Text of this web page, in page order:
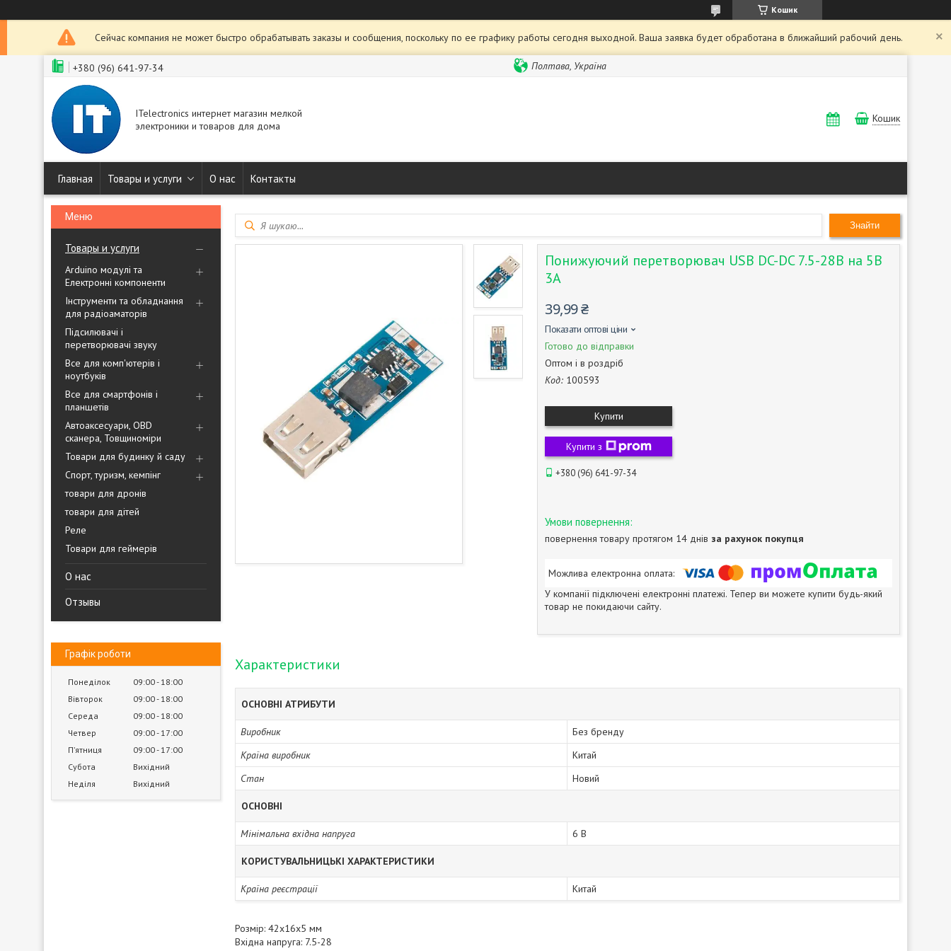
Кошик
Сейчас компания не может быстро обрабатывать заказы и сообщения, поскольку по ее графику работы сегодня выходной. Ваша заявка будет обработана в ближайший рабочий день.
+380 (96) 641-97-34 Полтава, Україна
ITelectronics интернет магазин мелкой
электроники и товаров для дома
Кошик
Главная Товары и услуги О нас Контакты
Товары и услуги
Arduino модулі та
Електронні компоненти
Інструменти та обладнання
для радіоаматорів
Підсилювачі і
перетворювачі звуку
Все для комп'ютерів і
ноутбуків
Все для смартфонів і
планшетів
Автоаксесуари, OBD
сканера, Товщиноміри
Товари для будинку й саду
Спорт, туризм, кемпінг
товари для дронів
товари для дітей
Реле
Товари для геймерів
О нас
Отзывы
Графік роботи
Понеділок 09:00 18:00
Вівторок
09:00 18:00
Середа
09:00 18:00
Четвер
09:00 17:00
Пʼятниця
09:00 17:00
Субота
Вихідний
Неділя
Вихідний
Знайти
Понижуючий перетворювач USB DC-DC 7.5-28В на 5В
3А
39,99 ₴
Показати оптові ціни
Готово до відправки
Оптом і в роздріб
Код: 100593
Купити
Купити з
+380 (96) 641-97-34
повернення товару протягом 14 днів за рахунок покупця
У компанії підключені електронні платежі. Тепер ви можете купити будь-який
товар не покидаючи сайту.
Характеристики
ОСНОВНІ АТРИБУТИ
Виробник
Без бренду
Країна виробник
Китай
Стан
Новий
ОСНОВНІ
Мінімальна вхідна напруга 6 В
КОРИСТУВАЛЬНИЦЬКІ ХАРАКТЕРИСТИКИ
Країна реєстрації Китай
Розмір: 42х16х5 мм
Вхідна напруга: 7.5-28